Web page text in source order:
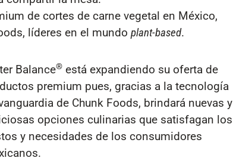
de cortes de carne vegetal en México,
líderes en el mundo plant-based.
Balance® está expandiendo su oferta de
premium pues, gracias a la tecnología
de Chunk Foods, brindará nuevas y
opciones culinarias que satisfagan los
y necesidades de los consumidores